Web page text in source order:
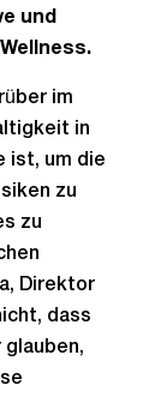
und
im
in
ist, um die
zu
zu
Direktor
dass
glauben,